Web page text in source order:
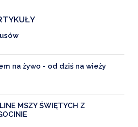
na żywo - od dziś na wieży
MSZY ŚWIĘTYCH Z